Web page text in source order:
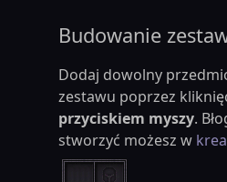
Budowanie
Dodaj dowolny
zestawu poprzez
przyciskiem myszy.
stworzyć możesz w